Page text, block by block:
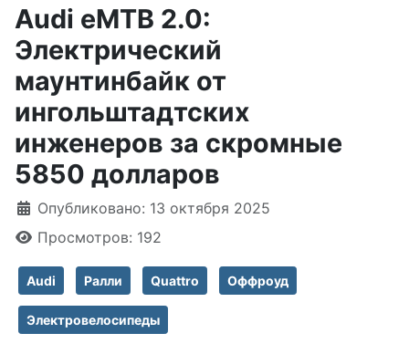
Audi eMTB 2.0:
Электрический
маунтинбайк от
ингольштадтских
инженеров за скромные
5850 долларов
Информация о материале
Опубликовано: 13 октября 2025
Просмотров: 192
Audi Ралли Quattro Оффроуд
Электровелосипеды